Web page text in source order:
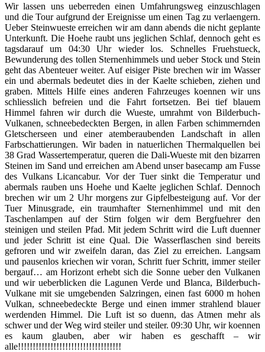
Wir lassen uns ueberreden einen Umfahrungsweg einzuschlagen
und die Tour aufgrund der Ereignisse um einen Tag zu verlaengern.
Ueber Steinwueste erreichen wir am dann abends die nicht geplante
Unterkunft. Die Hoehe raubt uns jeglichen Schlaf, dennoch geht es
tagsdarauf um 04:30 Uhr wieder los. Schnelles Fruehstueck,
Bewunderung des tollen Sternenhimmels und ueber Stock und Stein
geht das Abenteuer weiter. Auf eisiger Piste brechen wir im Wasser
ein und abermals bedeutet dies in der Kaelte schieben, ziehen und
graben. Mittels Hilfe eines anderen Fahrzeuges koennen wir uns
schliesslich befreien und die Fahrt fortsetzen. Bei tief blauem
Himmel fahren wir durch die Wueste, umrahmt von Bilderbuch-
Vulkanen, schneebedeckten Bergen, in allen Farben schimmernden
Gletscherseen und einer atemberaubenden Landschaft in allen
Farbschattierungen. Wir baden in natuerlichen Thermalquellen bei
38 Grad Wassertemperatur, queren die Dali-Wueste mit den bizarren
Steinen im Sand und erreichen am Abend unser basecamp am Fusse
des Vulkans Licancabur. Vor der Tuer sinkt die Temperatur und
abermals rauben uns Hoehe und Kaelte jeglichen Schlaf. Dennoch
brechen wir um 2 Uhr morgens zur Gipfelbesteigung auf. Vor der
Tuer Minusgrade, ein traumhafter Sternenhimmel und mit den
Taschenlampen auf der Stirn folgen wir dem Bergfuehrer den
steinigen und steilen Pfad. Mit jedem Schritt wird die Luft duenner
und jeder Schritt ist eine Qual. Die Wasserflaschen sind bereits
gefroren und wir zweifeln daran, das Ziel zu erreichen. Langsam
und pausenlos kriechen wir voran, Schritt fuer Schritt, immer steiler
bergauf… am Horizont erhebt sich die Sonne ueber den Vulkanen
und wir ueberblicken die Lagunen Verde und Blanca, Bilderbuch-
Vulkane mit sie umgebenden Salzringen, einen fast 6000 m hohen
Vulkan, schneebedeckte Berge und einen immer strahlend blauer
werdenden Himmel. Die Luft ist so duenn, das Atmen mehr als
schwer und der Weg wird steiler und steiler. 09:30 Uhr, wir koennen
es kaum glauben, aber wir haben es geschafft – wir
alle!!!!!!!!!!!!!!!!!!!!!!!!!!!!!!!!!!!